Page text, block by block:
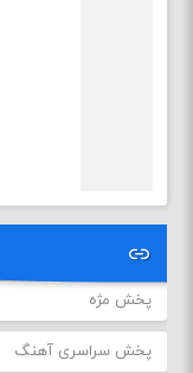
پخش مژه
پخش سراسری آهنگ